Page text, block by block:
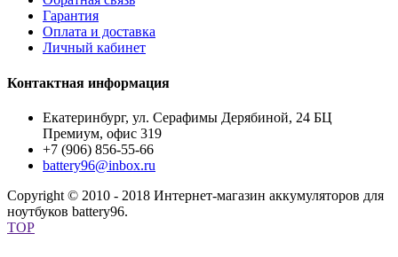
Гарантия
Оплата и доставка
Личный кабинет
Контактная информация
Екатеринбург, ул. Серафимы Дерябиной, 24 БЦ
Премиум, офис 319
+7 (906) 856-55-66
battery96@inbox.ru
Copyright © 2010 - 2018 Интернет-магазин аккумуляторов для
ноутбуков battery96.
TOP